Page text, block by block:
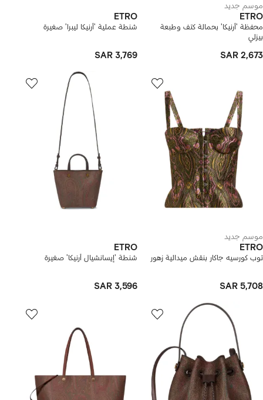
موسم جديد
ETRO
محفظة 'أرنيكا' بحمالة كتف وطبعة
بيزلي
SAR 2,673
ETRO
شنطة عملية 'أرنيكا ليبرا' صغيرة
SAR 3,769
موسم جديد
ETRO
توب كورسيه جاكار بنقش ميدالية زهور
SAR 5,708
ETRO
شنطة 'إيسانشيال أرنيكا' صغيرة
SAR 3,596